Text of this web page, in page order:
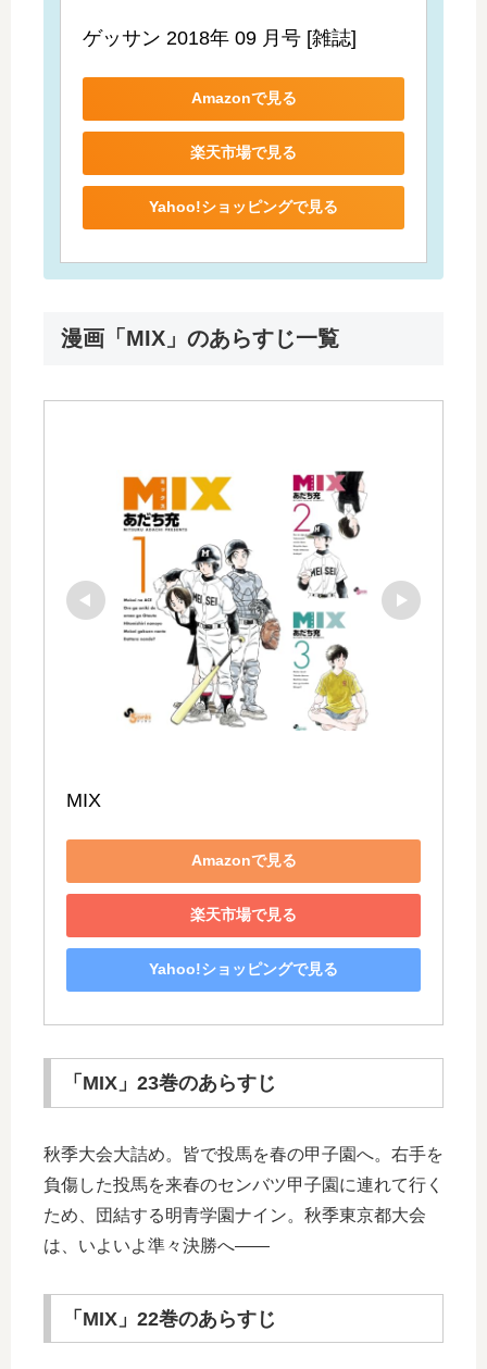
ゲッサン 2018年 09 月号 [雑誌]
Amazonで見る
楽天市場で見る
Yahoo!ショッピングで見る
漫画「MIX」のあらすじ一覧
MIX
Amazonで見る
楽天市場で見る
Yahoo!ショッピングで見る
「MIX」23巻のあらすじ
秋季大会大詰め。皆で投馬を春の甲子園へ。右手を
負傷した投馬を来春のセンバツ甲子園に連れて行く
ため、団結する明青学園ナイン。秋季東京都大会
は、いよいよ準々決勝へ――
「MIX」22巻のあらすじ